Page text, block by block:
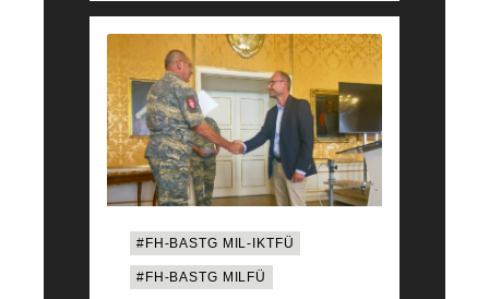
#FH-BASTG MIL-IKTFÜ
#FH-BASTG MILFÜ